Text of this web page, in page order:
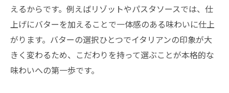
バターがイタリアン料理に与える影響と選
び方
イタリアンのためのバター選びで知ってお
きたいこと
料理に合わせたイタリアンバター活用法の
えるからです。例えばリゾットやパスタソースでは、仕
上げにバターを加えることで一体感のある味わいに仕上
がります。バターの選択ひとつでイタリアンの印象が大
きく変わるため、こだわりを持って選ぶことが本格的な
味わいへの第一歩です。